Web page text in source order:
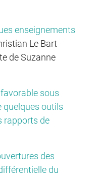
enseignements
Le Bart
de Suzanne
sous
quelques outils
rapports de
des
du